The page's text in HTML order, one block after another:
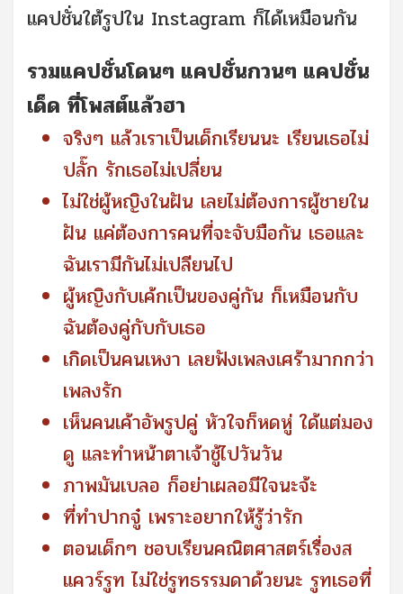
แคปชั่นใต้รูปใน Instagram ก็ได้เหมือนกัน
รวมแคปชั่นโดนๆ แคปชั่นกวนๆ แคปชั่น
เด็ด ที่โพสต์แล้วฮา
จริงๆ แล้วเราเป็นเด็กเรียนนะ เรียนเธอไม่
ปลั๊ก รักเธอไม่เปลี่ยน
ไม่ใช่ผู้หญิงในฝัน เลยไม่ต้องการผู้ชายใน
ฝัน แค่ต้องการคนที่จะจับมือกัน เธอและ
ฉันเรามีกันไม่เปลียนไป
ผู้หญิงกับเค้กเป็นของคู่กัน ก็เหมือนกับ
ฉันต้องคู่กับกับเธอ
เกิดเป็นคนเหงา เลยฟังเพลงเศร้ามากกว่า
เพลงรัก
เห็นคนเค้าอัพรูปคู่ หัวใจก็หดหู่ ใด้แต่มอง
ดู และทำหน้าตาเจ้าชู้ไปวันวัน
ภาพมันเบลอ ก็อย่าเผลอมีใจนะจ้ะ
ที่ทำปากจู๋ เพราะอยากให้รู้ว่ารัก
ตอนเด็กๆ ชอบเรียนคณิตศาสตร์เรื่องส
แควร์รูท ไม่ใช่รูทธรรมดาด้วยนะ รูทเธอที่